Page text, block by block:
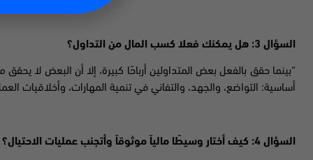
السؤال 3: هل يمكنك فعلا كسب المال من التداول؟
“بينما حقق بالفعل بعض المتداولين أرباحًا كبيرة، إلا أن البعض لا يحقق
أساسية: التواضع، والجهد، والتفاني في تنمية المهارات، وأخلاقيات
السؤال 4: كيف أختار وسيطًا مالياً موثوقاً وأتجنب عمليات الاحتيال؟